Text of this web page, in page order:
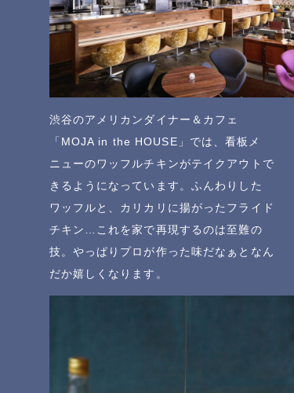
渋谷のアメリカンダイナー＆カフェ
「MOJA in the HOUSE」では、看板メ
ニューのワッフルチキンがテイクアウトで
きるようになっています。ふんわりした
ワッフルと、カリカリに揚がったフライド
チキン…これを家で再現するのは至難の
技。やっぱりプロが作った味だなぁとなん
だか嬉しくなります。